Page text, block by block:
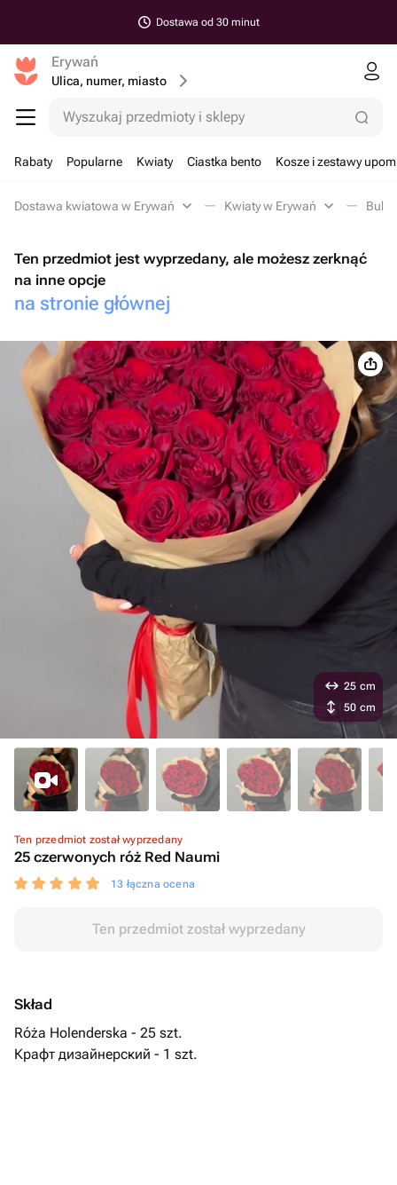
Dostawa od 30 minut
Erywań
Ulica, numer, miasto
Wyszukaj przedmioty i sklepy
Rabaty Popularne Kwiaty Ciastka bento Kosze i zestawy
Dostawa kwiatowa w Erywań Kwiaty w Erywań
Ten przedmiot jest wyprzedany, ale możesz zerknąć
na inne opcje
na stronie głównej
Ten przedmiot został wyprzedany
25 czerwonych róż Red Naumi
13 łączna ocena
Ten przedmiot został wyprzedany
Skład
Róża Holenderska - 25 szt.
Крафт дизайнерский - 1 szt.
25 cm
50 cm